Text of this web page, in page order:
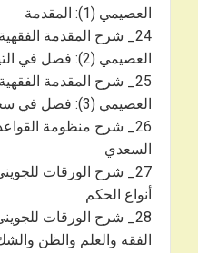
العصيمي (1): المقدمة
24_ شرح المقدمة
العصيمي (2): فصل في التيمم
25_ شرح المقدمة
العصيمي (3): فصل في سجود السهو
26_ شرح منظومة
السعدي
أنواع الحكم
الفقه والعلم والظن